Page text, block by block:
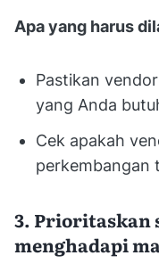
Apa yang harus
Pastikan
yang Anda
Cek apakah
perkembangan
3. Prioritaskan
menghadapi